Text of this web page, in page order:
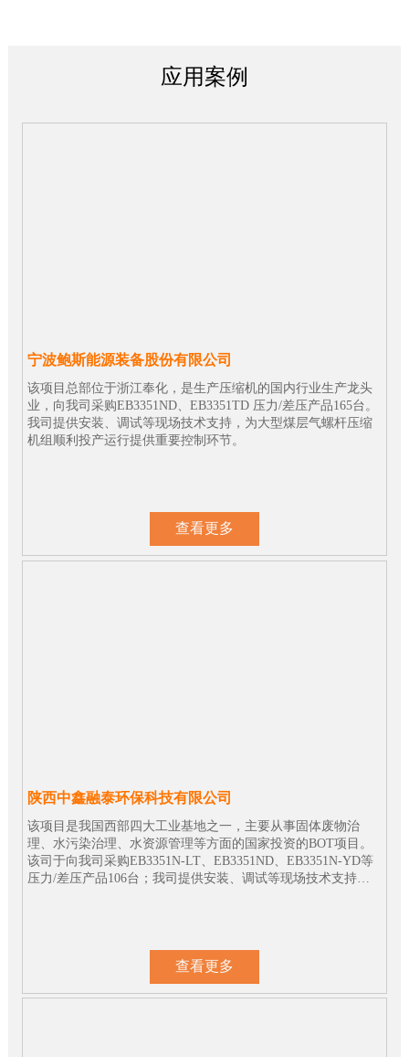
应用案例
宁波鲍斯能源装备股份有限公司
该项目总部位于浙江奉化，是生产压缩机的国内行业生产龙头
业，向我司采购EB3351ND、EB3351TD 压力/差压产品165台。
我司提供安装、调试等现场技术支持，为大型煤层气螺杆压缩
机组顺利投产运行提供重要控制环节。
查看更多
陕西中鑫融泰环保科技有限公司
该项目是我国西部四大工业基地之一，主要从事固体废物治
理、水污染治理、水资源管理等方面的国家投资的BOT项目。
该司于向我司采购EB3351N-LT、EB3351ND、EB3351N-YD等
压力/差压产品106台；我司提供安装、调试等现场技术支持，
查看更多